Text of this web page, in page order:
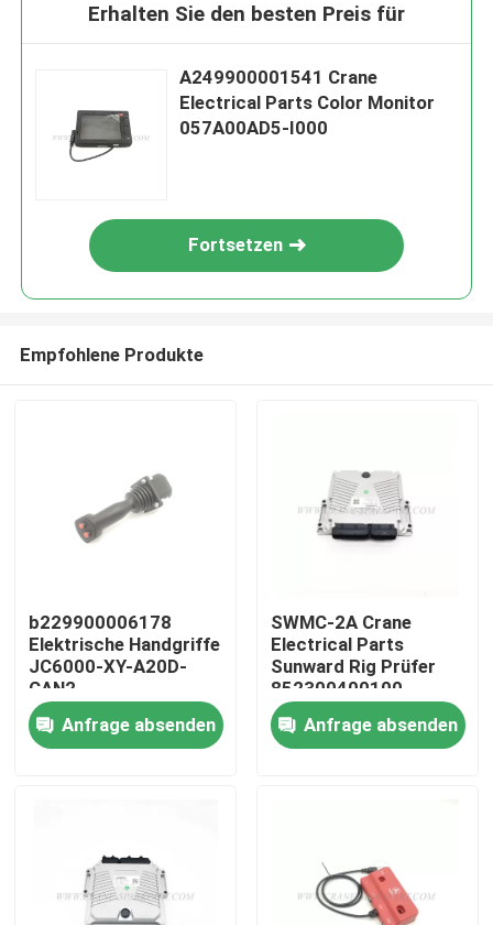
Startseite
Über uns
Erhalten Sie den besten Preis für
A249900001541 Crane
Electrical Parts Color Monitor
057A00AD5-I000
Fortsetzen
Empfohlene Produkte
b229900006178
Elektrische Handgriffe
JC6000-XY-A20D-
CAN2
Anfrage absenden
SWMC-2A Crane
Electrical Parts
Sunward Rig Prüfer
852300400100
Anfrage absenden